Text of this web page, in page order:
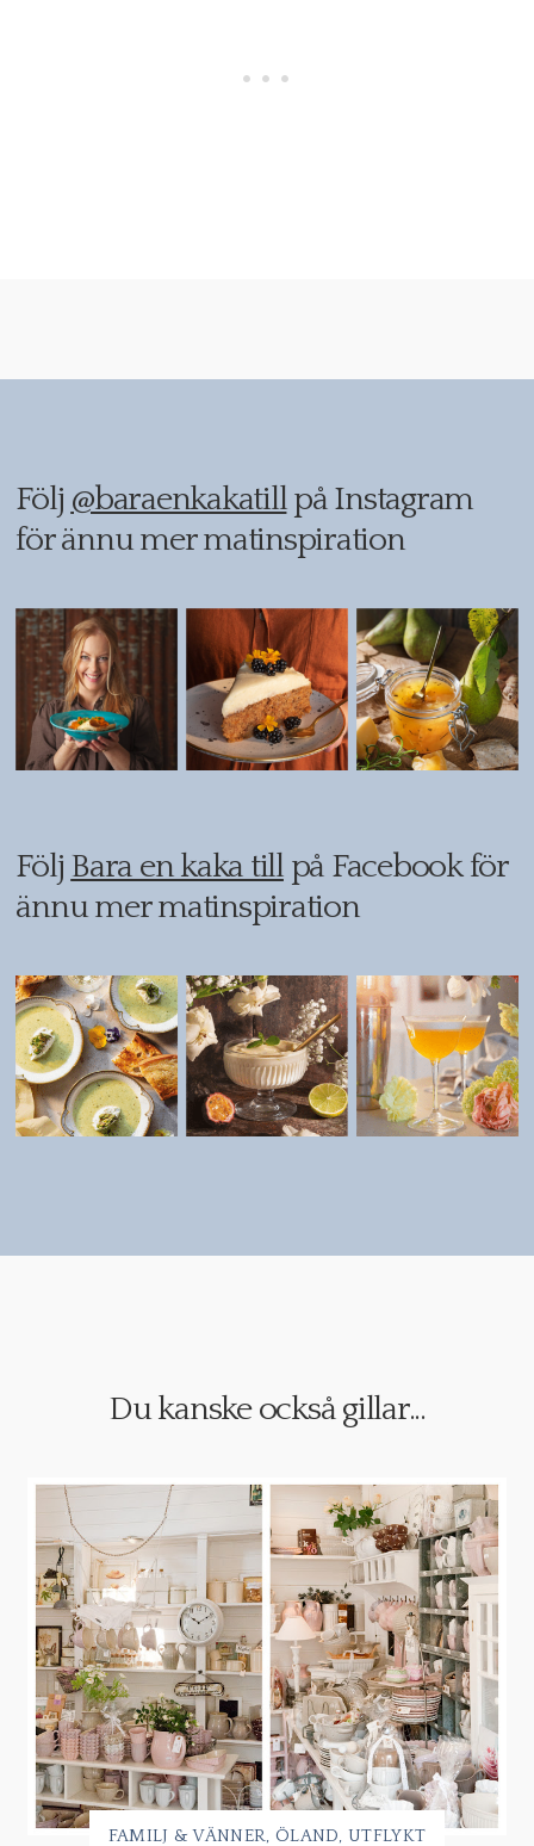
Följ @baraenkakatillpå Instagram
för ännu mer matinspiration
Följ Bara en kaka tillpå Facebook för
ännu mer matinspiration
Du kanske också gillar...
FAMILJ & VÄNNER ÖLAND UTFLYKT